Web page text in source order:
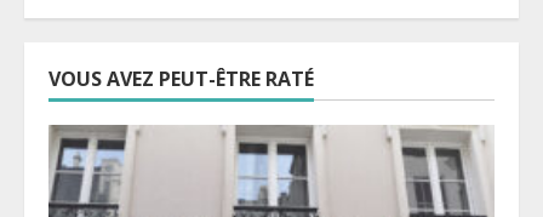
VOUS AVEZ PEUT-ÊTRE RATÉ